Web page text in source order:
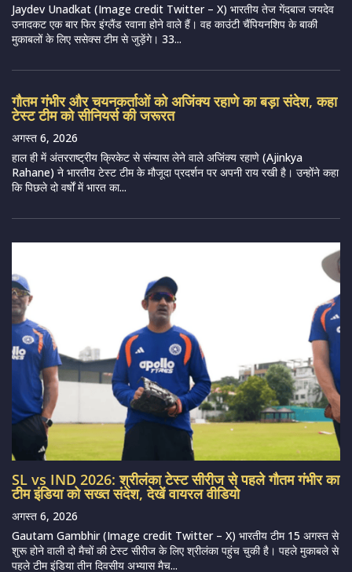
Jaydev Unadkat (Image credit Twitter – X) भारतीय तेज गेंदबाज जयदेव
उनादकट एक बार फिर इंग्लैंड रवाना होने वाले हैं। वह काउंटी चैंपियनशिप के बाकी
मुकाबलों के लिए ससेक्स टीम से जुड़ेंगे। 33...
गौतम गंभीर और चयनकर्ताओं को अजिंक्य रहाणे का बड़ा संदेश, कहा
टेस्ट टीम को सीनियर्स की जरूरत
अगस्त 6, 2026
हाल ही में अंतरराष्ट्रीय क्रिकेट से संन्यास लेने वाले अजिंक्य रहाणे (Ajinkya
Rahane) ने भारतीय टेस्ट टीम के मौजूदा प्रदर्शन पर अपनी राय रखी है। उन्होंने कहा
कि पिछले दो वर्षों में भारत का...
SL vs IND 2026: श्रीलंका टेस्ट सीरीज से पहले गौतम गंभीर का
टीम इंडिया को सख्त संदेश, देखें वायरल वीडियो
अगस्त 6, 2026
Gautam Gambhir (Image credit Twitter – X) भारतीय टीम 15 अगस्त से
शुरू होने वाली दो मैचों की टेस्ट सीरीज के लिए श्रीलंका पहुंच चुकी है। पहले मुकाबले से
पहले टीम इंडिया तीन दिवसीय अभ्यास मैच...